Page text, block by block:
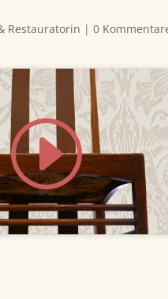
Restauratorin |0
um Marketing-Cookies zu
und diesen Inhalt zu
aktivieren